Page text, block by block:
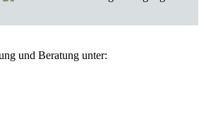
und Beratung unter: